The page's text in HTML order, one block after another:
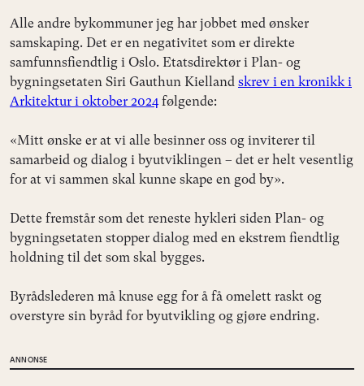
Alle andre bykommuner jeg har jobbet med ønsker
samskaping. Det er en negativitet som er direkte
samfunnsfiendtlig i Oslo. Etatsdirektør i Plan- og
bygningsetaten Siri Gauthun Kielland skrev i en kronikk i
Arkitektur i oktober 2024 følgende:
«Mitt ønske er at vi alle besinner oss og inviterer til
samarbeid og dialog i byutviklingen – det er helt vesentlig
for at vi sammen skal kunne skape en god by».
Dette fremstår som det reneste hykleri siden Plan- og
bygningsetaten stopper dialog med en ekstrem fiendtlig
holdning til det som skal bygges.
Byrådslederen må knuse egg for å få omelett raskt og
overstyre sin byråd for byutvikling og gjøre endring.
ANNONSE